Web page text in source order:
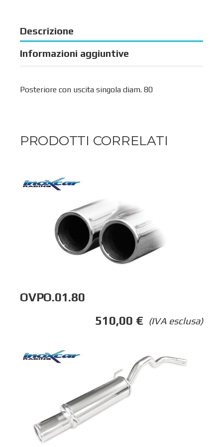
Descrizione
Informazioni aggiuntive
Posteriore con uscita singola diam. 80
PRODOTTI CORRELATI
OVPO.01.80
(IVA esclusa)
510,00 €